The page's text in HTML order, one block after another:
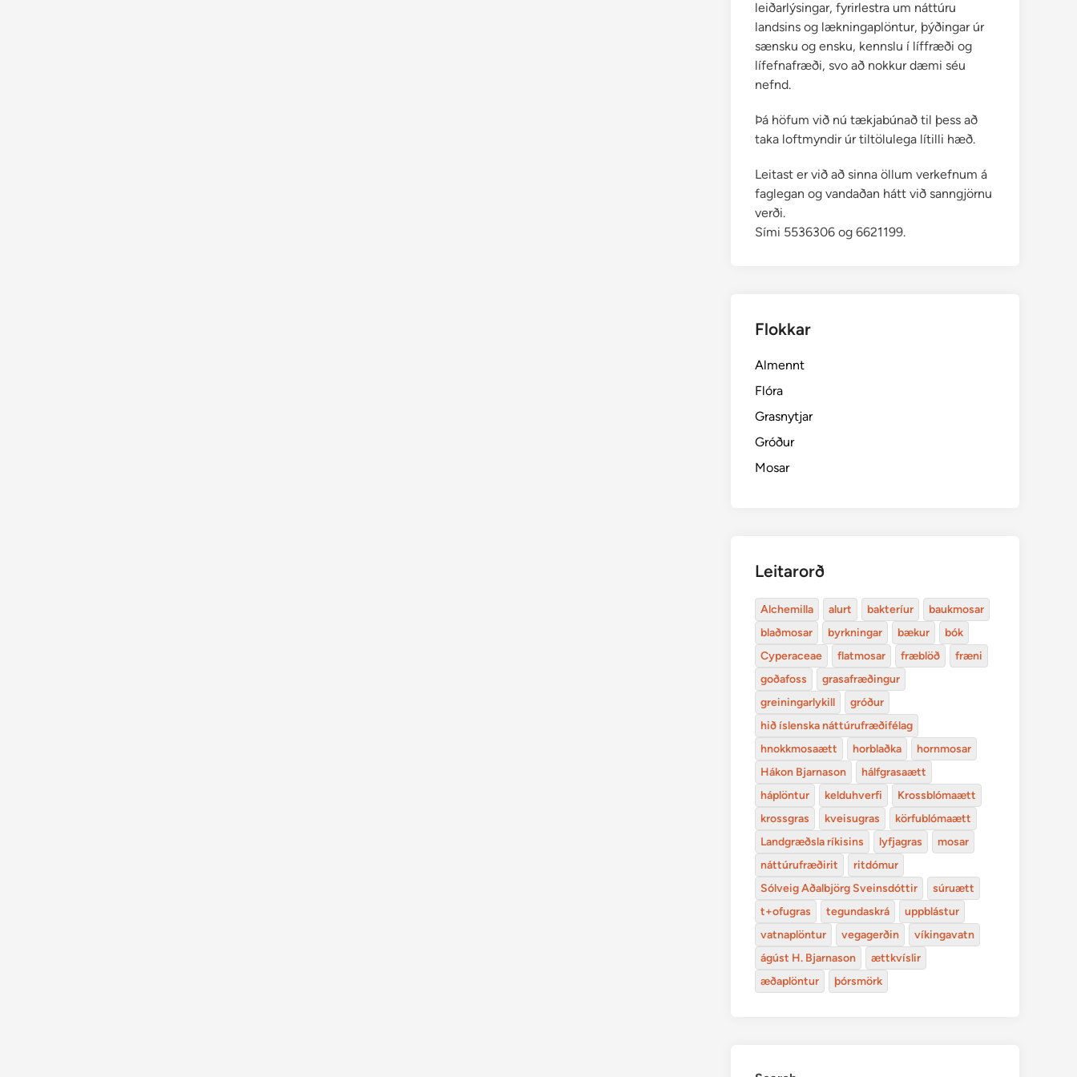
leiðarlýsingar, fyrirlestra um náttúru
landsins og lækningaplöntur, þýðingar úr
sænsku og ensku, kennslu í líffræði og
lífefnafræði, svo að nokkur dæmi séu
nefnd.
Þá höfum við nú tækjabúnað til þess að
taka loftmyndir úr tiltölulega lítilli hæð.
Leitast er við að sinna öllum verkefnum á
faglegan og vandaðan hátt við sanngjörnu
verði.
Sími 5536306 og 6621199.
Flokkar
Almennt
Flóra
Grasnytjar
Gróður
Mosar
Leitarorð
Alchemilla alurt bakteríur
baukmosar
blaðmosar
byrkningar bækur
bók
Cyperaceae
flatmosar fræblöð
fræni
goðafoss
grasafræðingur
greiningarlykill
gróður
hið íslenska náttúrufræðifélag
hnokkmosaætt
horblaðka
hornmosar
Hákon Bjarnason
hálfgrasaætt
háplöntur
kelduhverfi
Krossblómaætt
krossgras
kveisugras
körfublómaætt
Landgræðsla ríkisins
lyfjagras
mosar
náttúrufræðirit
ritdómur
Sólveig Aðalbjörg Sveinsdóttir
súruætt
t+ofugras
tegundaskrá
uppblástur
vatnaplöntur
vegagerðin
víkingavatn
ágúst H. Bjarnason
ættkvíslir
æðaplöntur
þórsmörk